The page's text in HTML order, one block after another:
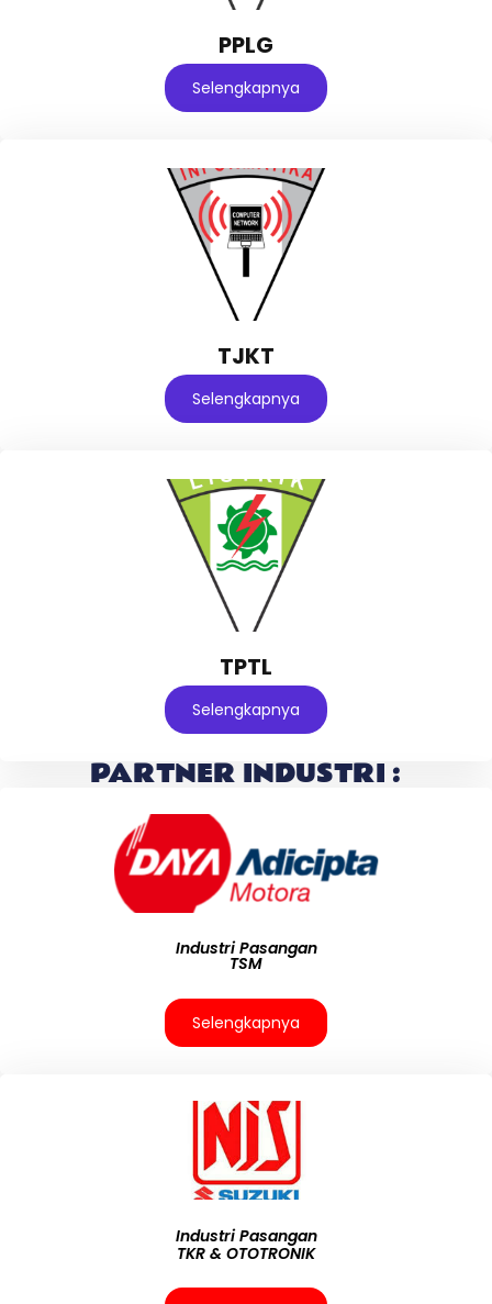
PPLG
Selengkapnya
TJKT
Selengkapnya
TPTL
Selengkapnya
PARTNER INDUSTRI :
Industri Pasangan
TSM
Selengkapnya
Industri Pasangan
TKR & OTOTRONIK